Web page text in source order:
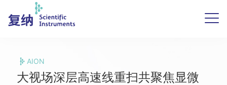
AION 大视场深层高速线重扫共聚焦
适用于高速、深层的 3D 成像，并显著降低光毒性和光漂
白。
AION
大视场深层高速线重扫共聚焦显微